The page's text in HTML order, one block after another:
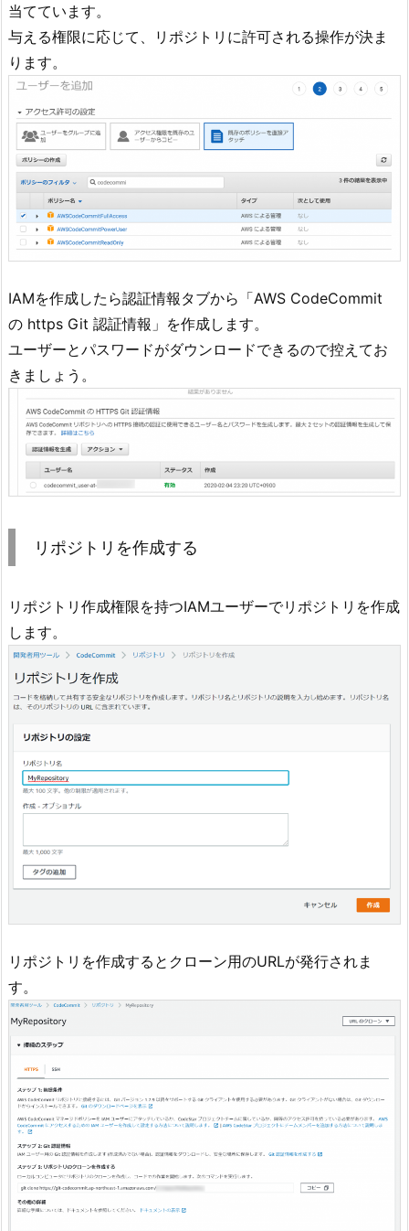
当てています。
与える権限に応じて、リポジトリに許可される操作が決ま
ります。
IAMを作成したら認証情報タブから「AWS CodeCommit
の https Git 認証情報」を作成します。
ユーザーとパスワードがダウンロードできるので控えてお
きましょう。
リポジトリを作成する
リポジトリ作成権限を持つIAMユーザーでリポジトリを作成
します。
リポジトリを作成するとクローン用のURLが発行されま
す。